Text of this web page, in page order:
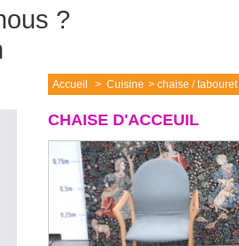
?
Accueil > Cuisine > chaise / tabouret
CHAISE D'ACCEUIL